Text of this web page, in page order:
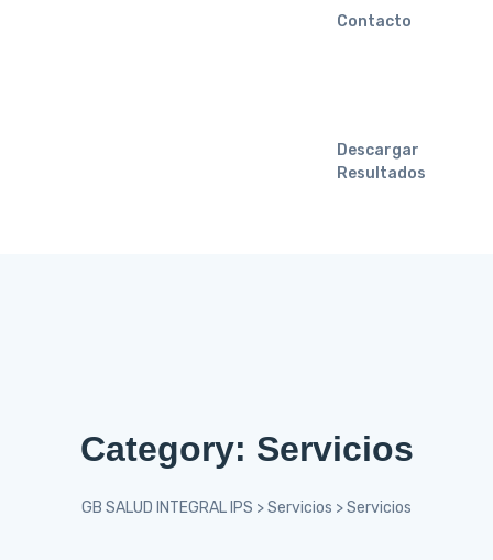
Contacto
Descargar
Resultados
Category: Servicios
GB SALUD INTEGRAL IPS >Servicios >Servicios